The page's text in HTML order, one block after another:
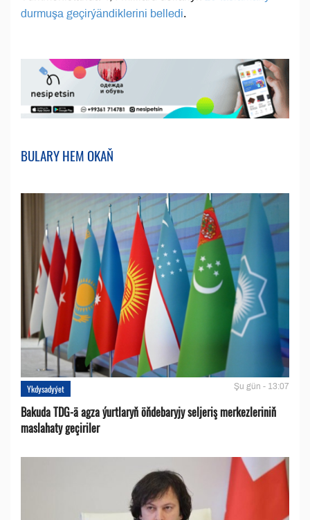
durmuşa geçirýändiklerini belledi.
BULARY HEM OKAŇ
Ykdysadyýet Şu gün - 13:07
Bakuda TDG-ä agza ýurtlaryň öňdebaryjy seljeriş merkezleriniň
maslahaty geçiriler